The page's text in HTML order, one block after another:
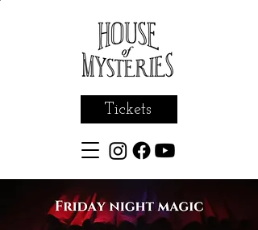
Tickets